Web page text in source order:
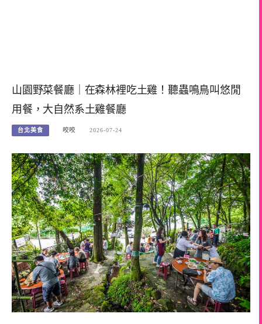
山園野菜餐廳｜在森林裡吃土雞！聽蟲鳴鳥叫悠閒
用餐，大自然系土雞餐廳
台北美食 咬咬 2026-07-24